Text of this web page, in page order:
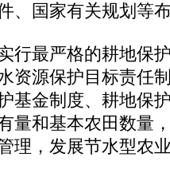
、国家有关规划等
最严格的耕地保
资源保护目标责任
基金制度、耕地保
量和基本农田数量
理，发展节水型农